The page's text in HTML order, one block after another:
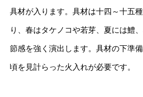
具材が入ります。具材は十四～十五
り、春はタケノコや若芽、夏には鱧
節感を強く演出します。具材の下準
頃を見計らった火入れが必要です。